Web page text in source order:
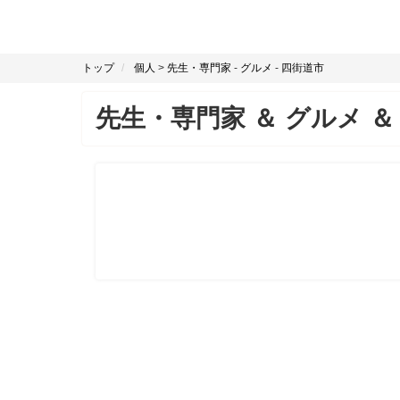
トップ 個人 > 先生・専門家 - グルメ - 四街道市
先生・専門家 ＆ グルメ